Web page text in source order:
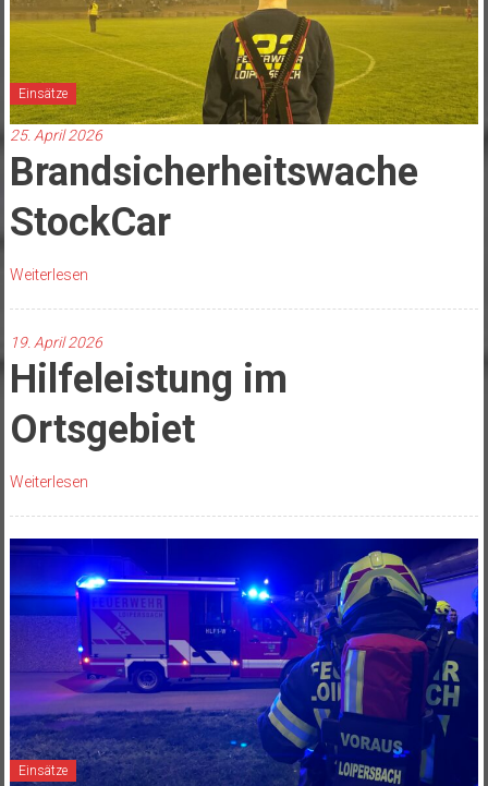
Einsätze
25. April 2026
Brandsicherheitswache
StockCar
Weiterlesen
19. April 2026
Hilfeleistung im
Ortsgebiet
Weiterlesen
Einsätze